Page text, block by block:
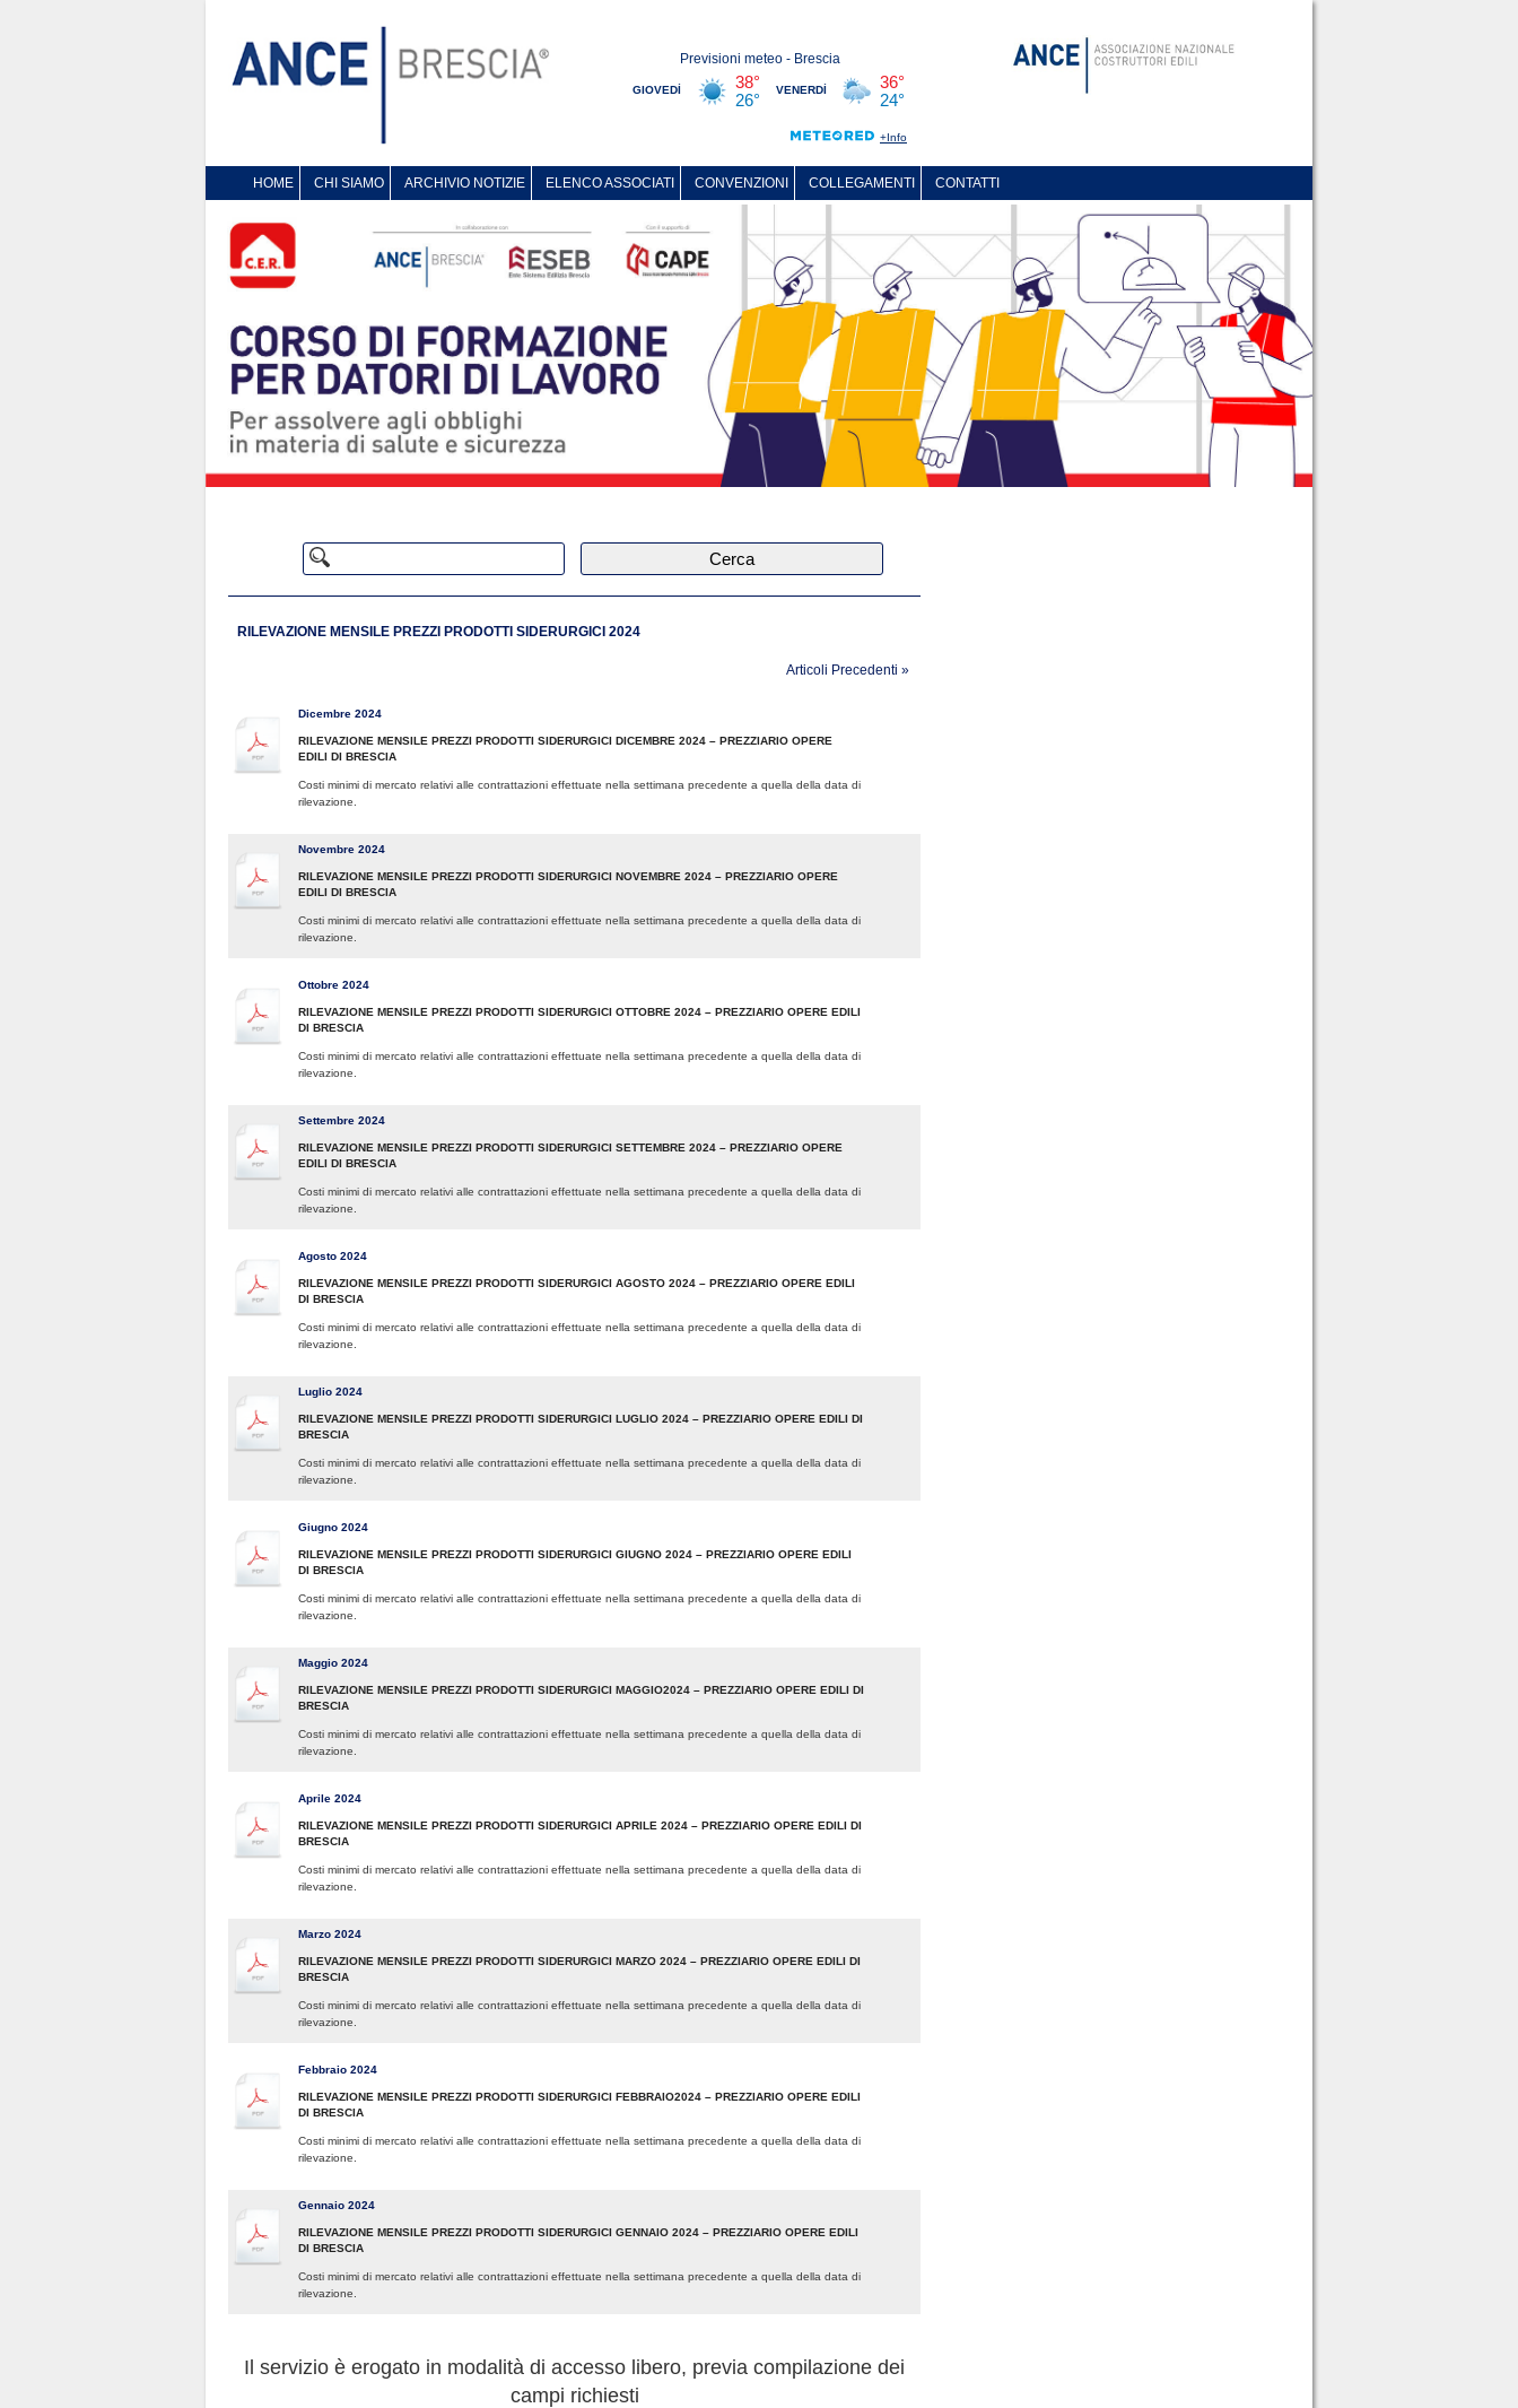
HOME CHI SIAMO ARCHIVIO NOTIZIE ELENCO ASSOCIATI CONVENZIONI COLLEGAMENTI CONTATTI
Cerca
RILEVAZIONE MENSILE PREZZI PRODOTTI SIDERURGICI 2024
Articoli Precedenti»
Dicembre 2024
RILEVAZIONE MENSILE PREZZI PRODOTTI SIDERURGICI DICEMBRE 2024 – PREZZIARIO OPERE
EDILI DI BRESCIA
Costi minimi di mercato relativi alle contrattazioni effettuate nella settimana precedente a quella della data di
rilevazione.
Novembre 2024
RILEVAZIONE MENSILE PREZZI PRODOTTI SIDERURGICI NOVEMBRE 2024 – PREZZIARIO OPERE
EDILI DI BRESCIA
Costi minimi di mercato relativi alle contrattazioni effettuate nella settimana precedente a quella della data di
rilevazione.
Ottobre 2024
RILEVAZIONE MENSILE PREZZI PRODOTTI SIDERURGICI OTTOBRE 2024 – PREZZIARIO OPERE EDILI
DI BRESCIA
Costi minimi di mercato relativi alle contrattazioni effettuate nella settimana precedente a quella della data di
rilevazione.
Settembre 2024
RILEVAZIONE MENSILE PREZZI PRODOTTI SIDERURGICI SETTEMBRE 2024 – PREZZIARIO OPERE
EDILI DI BRESCIA
Costi minimi di mercato relativi alle contrattazioni effettuate nella settimana precedente a quella della data di
rilevazione.
Agosto 2024
RILEVAZIONE MENSILE PREZZI PRODOTTI SIDERURGICI AGOSTO 2024 – PREZZIARIO OPERE EDILI
DI BRESCIA
Costi minimi di mercato relativi alle contrattazioni effettuate nella settimana precedente a quella della data di
rilevazione.
Luglio 2024
RILEVAZIONE MENSILE PREZZI PRODOTTI SIDERURGICI LUGLIO 2024 – PREZZIARIO OPERE EDILI DI
BRESCIA
Costi minimi di mercato relativi alle contrattazioni effettuate nella settimana precedente a quella della data di
rilevazione.
Giugno 2024
RILEVAZIONE MENSILE PREZZI PRODOTTI SIDERURGICI GIUGNO 2024 – PREZZIARIO OPERE EDILI
DI BRESCIA
Costi minimi di mercato relativi alle contrattazioni effettuate nella settimana precedente a quella della data di
rilevazione.
Maggio 2024
RILEVAZIONE MENSILE PREZZI PRODOTTI SIDERURGICI MAGGIO2024 – PREZZIARIO OPERE EDILI DI
BRESCIA
Costi minimi di mercato relativi alle contrattazioni effettuate nella settimana precedente a quella della data di
rilevazione.
Aprile 2024
RILEVAZIONE MENSILE PREZZI PRODOTTI SIDERURGICI APRILE 2024 – PREZZIARIO OPERE EDILI DI
BRESCIA
Costi minimi di mercato relativi alle contrattazioni effettuate nella settimana precedente a quella della data di
rilevazione.
Marzo 2024
RILEVAZIONE MENSILE PREZZI PRODOTTI SIDERURGICI MARZO 2024 – PREZZIARIO OPERE EDILI DI
BRESCIA
Costi minimi di mercato relativi alle contrattazioni effettuate nella settimana precedente a quella della data di
rilevazione.
Febbraio 2024
RILEVAZIONE MENSILE PREZZI PRODOTTI SIDERURGICI FEBBRAIO2024 – PREZZIARIO OPERE EDILI
DI BRESCIA
Costi minimi di mercato relativi alle contrattazioni effettuate nella settimana precedente a quella della data di
rilevazione.
Gennaio 2024
RILEVAZIONE MENSILE PREZZI PRODOTTI SIDERURGICI GENNAIO 2024 – PREZZIARIO OPERE EDILI
DI BRESCIA
Costi minimi di mercato relativi alle contrattazioni effettuate nella settimana precedente a quella della data di
rilevazione.
Il servizio è erogato in modalità di accesso libero, previa compilazione dei
campi richiesti